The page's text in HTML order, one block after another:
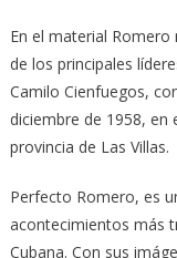
En el material
de los principales
Camilo Cienfuegos,
diciembre de 1958, en
provincia de Las Villas.
Perfecto Romero, es
acontecimientos más
Cubana. Con sus